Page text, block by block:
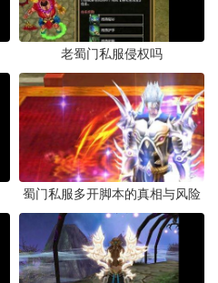
老蜀门私服侵权吗
蜀门私服多开脚本的真相与风险